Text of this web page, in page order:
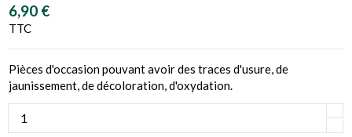
6,90 €
TTC
Pièces d'occasion pouvant avoir des traces d'usure, de
jaunissement, de décoloration, d'oxydation.